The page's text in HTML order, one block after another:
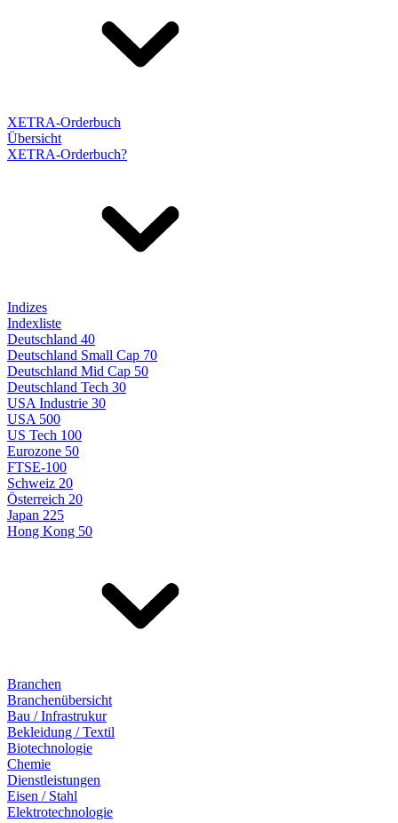
XETRA-Orderbuch
Übersicht
XETRA-Orderbuch?
Indizes
Indexliste
Deutschland 40
Deutschland Small Cap 70
Deutschland Mid Cap 50
Deutschland Tech 30
USA Industrie 30
USA 500
US Tech 100
Eurozone 50
FTSE-100
Schweiz 20
Österreich 20
Japan 225
Hong Kong 50
Branchen
Branchenübersicht
Bau / Infrastrukur
Bekleidung / Textil
Biotechnologie
Chemie
Dienstleistungen
Eisen / Stahl
Elektrotechnologie